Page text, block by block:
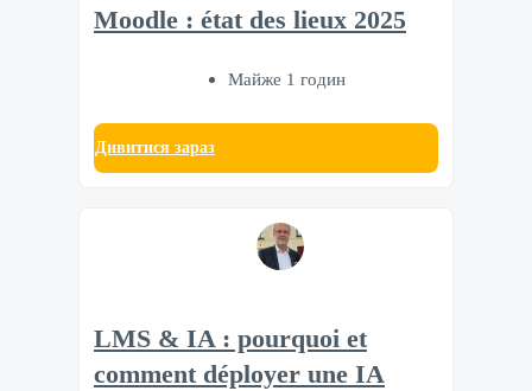
Moodle : état des lieux 2025
Майже 1 годин
Дивитися зараз
LMS & IA : pourquoi et
comment déployer une IA